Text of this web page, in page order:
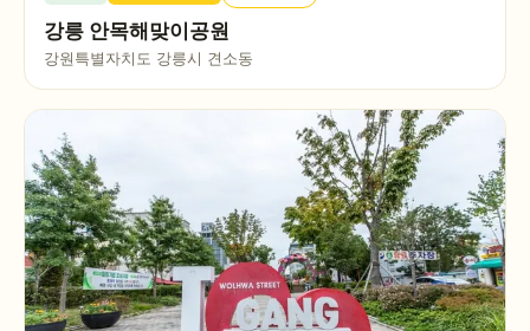
강릉 안목해맞이공원
강원특별자치도 강릉시 견소동